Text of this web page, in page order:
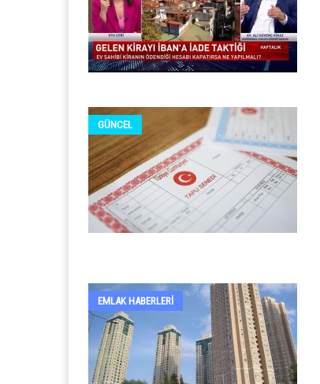
GÜNCEL
EMLAK HABERLERI